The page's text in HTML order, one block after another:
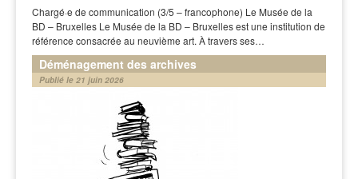
Chargé·e de communication (3/5 – francophone) Le Musée de la
BD – Bruxelles Le Musée de la BD – Bruxelles est une institution de
référence consacrée au neuvième art. À travers ses…
Déménagement des archives
Publié le 21 juin 2026